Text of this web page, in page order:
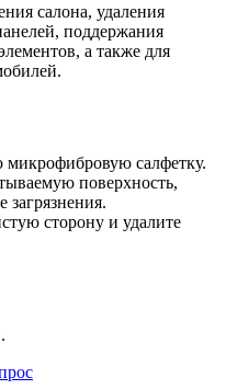
салона, удаления
поддержания
а также для
микрофибровую салфетку.
поверхность,
загрязнения.
сторону и удалите